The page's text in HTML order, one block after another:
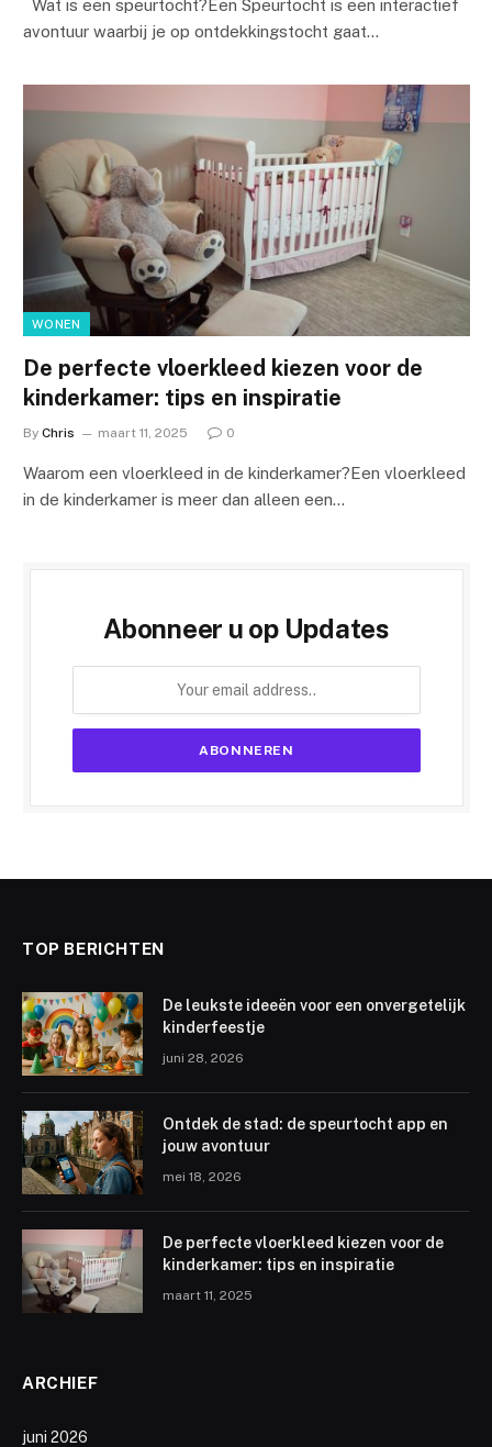
Wat is een speurtocht?Een Speurtocht is een interactief
avontuur waarbij je op ontdekkingstocht gaat…
WONEN
De perfecte vloerkleed kiezen voor de
kinderkamer: tips en inspiratie
By Chris maart 11, 2025 0
Waarom een vloerkleed in de kinderkamer?Een vloerkleed
in de kinderkamer is meer dan alleen een…
Abonneer u op Updates
TOP BERICHTEN
De leukste ideeën voor een onvergetelijk
kinderfeestje
juni 28, 2026
Ontdek de stad: de speurtocht app en
jouw avontuur
mei 18, 2026
De perfecte vloerkleed kiezen voor de
kinderkamer: tips en inspiratie
maart 11, 2025
ARCHIEF
juni 2026